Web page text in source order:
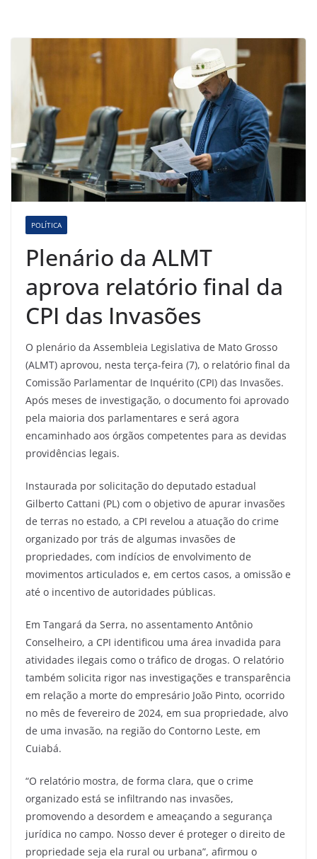
POLÍTICA
Plenário da ALMT
aprova relatório final da
CPI das Invasões
O plenário da Assembleia Legislativa de Mato Grosso
(ALMT) aprovou, nesta terça-feira (7), o relatório final da
Comissão Parlamentar de Inquérito (CPI) das Invasões.
Após meses de investigação, o documento foi aprovado
pela maioria dos parlamentares e será agora
encaminhado aos órgãos competentes para as devidas
providências legais.
Instaurada por solicitação do deputado estadual
Gilberto Cattani (PL) com o objetivo de apurar invasões
de terras no estado, a CPI revelou a atuação do crime
organizado por trás de algumas invasões de
propriedades, com indícios de envolvimento de
movimentos articulados e, em certos casos, a omissão e
até o incentivo de autoridades públicas.
Em Tangará da Serra, no assentamento Antônio
Conselheiro, a CPI identificou uma área invadida para
atividades ilegais como o tráfico de drogas. O relatório
também solicita rigor nas investigações e transparência
em relação a morte do empresário João Pinto, ocorrido
no mês de fevereiro de 2024, em sua propriedade, alvo
de uma invasão, na região do Contorno Leste, em
Cuiabá.
“O relatório mostra, de forma clara, que o crime
organizado está se infiltrando nas invasões,
promovendo a desordem e ameaçando a segurança
jurídica no campo. Nosso dever é proteger o direito de
propriedade seja ela rural ou urbana”, afirmou o